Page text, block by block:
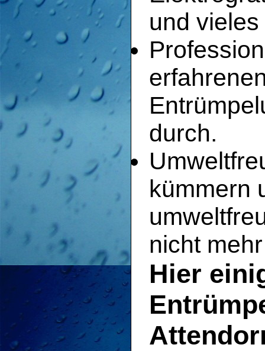
und
durch.
kümmern
nicht
Hier